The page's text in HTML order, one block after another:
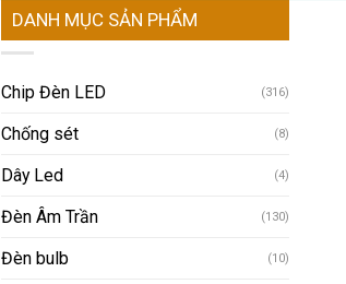
DANH MỤC SẢN PHẨM
Chip Đèn LED (316)
Chống sét (8)
Dây Led (4)
Đèn Âm Trần (130)
Đèn bulb (10)